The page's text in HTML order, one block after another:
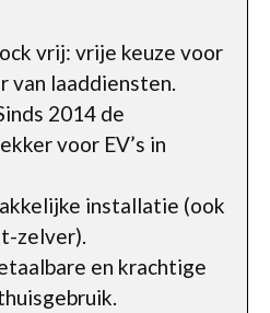
vrij: vrije keuze voor
van laaddiensten.
2014 de
voor EV’s in
installatie (ook
zelver).
en krachtige